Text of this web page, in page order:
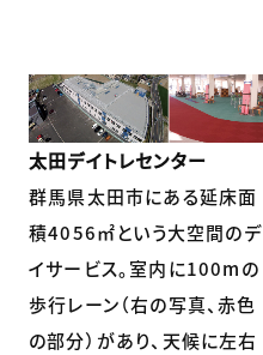
太田デイトレセンター
群馬県太田市にある延床面
積4056㎡という大空間のデ
イサービス。室内に100mの
歩行レーン（右の写真、赤色
の部分）があり、天候に左右